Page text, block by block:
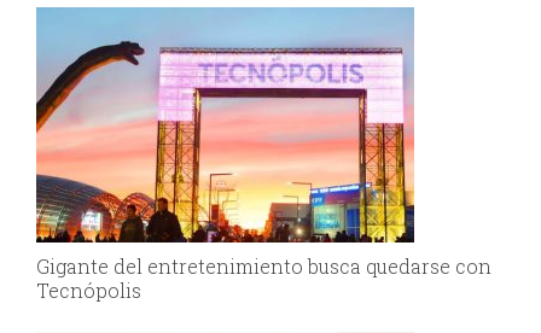
Gigante del entretenimiento busca quedarse con
Tecnópolis